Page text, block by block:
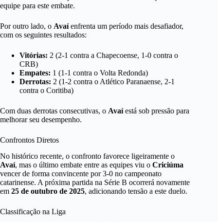
equipe para este embate.
Por outro lado, o Avaíenfrenta um período mais desafiador,
com os seguintes resultados:
Vitórias: 2 (2-1 contra a Chapecoense, 1-0 contra o
CRB)
Empates: 1 (1-1 contra o Volta Redonda)
Derrotas: 2 (1-2 contra o Atlético Paranaense, 2-1
contra o Coritiba)
Com duas derrotas consecutivas, o Avaíestá sob pressão para
melhorar seu desempenho.
Confrontos Diretos
No histórico recente, o confronto favorece ligeiramente o
Avaí, mas o último embate entre as equipes viu o Criciúma
vencer de forma convincente por 3-0 no campeonato
catarinense. A próxima partida na Série B ocorrerá novamente
em 25 de outubro de 2025, adicionando tensão a este duelo.
Classificação na Liga